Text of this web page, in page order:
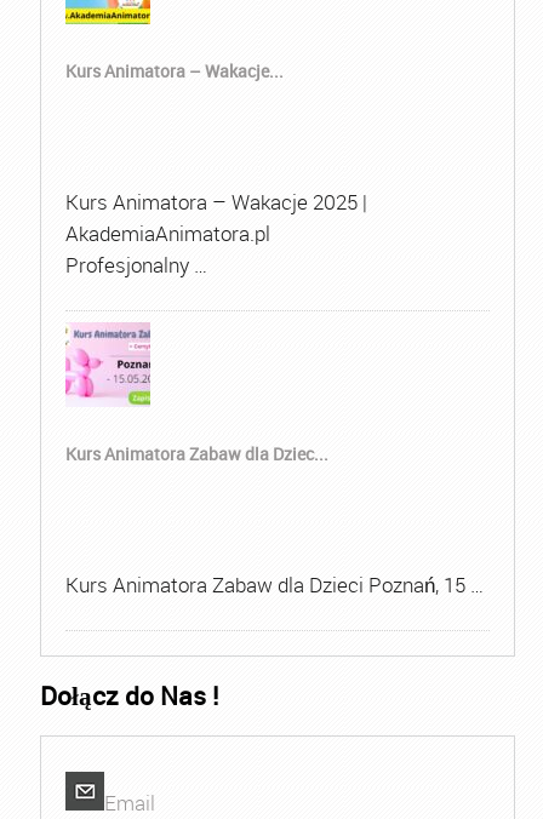
Kurs Animatora – Wakacje...
Kurs Animatora – Wakacje 2025 |
AkademiaAnimatora.pl
Profesjonalny …
Kurs Animatora Zabaw dla Dziec...
Kurs Animatora Zabaw dla Dzieci Poznań, 15 …
Dołącz do Nas !
Email